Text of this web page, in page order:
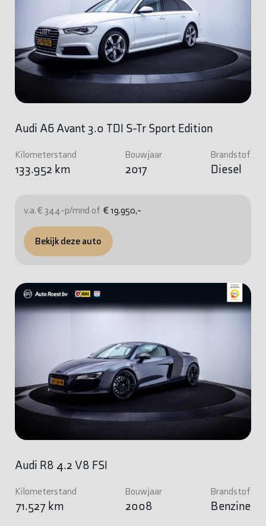
Audi A6 Avant 3.0 TDI S-Tr Sport Edition
Kilometerstand
133.952 km
Bouwjaar
2017
Brandstof
Diesel
v.a. € 344-p/mnd of € 19.950,-
Bekijk deze auto
Audi R8 4.2 V8 FSI
Kilometerstand
71.527 km
Bouwjaar
2008
Brandstof
Benzine